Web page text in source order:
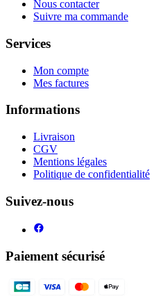
Nous contacter
Suivre ma commande
Services
Mon compte
Mes factures
Informations
Livraison
CGV
Mentions légales
Politique de confidentialité
Suivez-nous
Paiement sécurisé